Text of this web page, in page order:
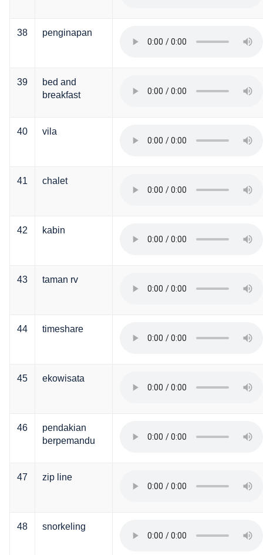
38 penginapan
39
bed and
breakfast
40 vila
41 chalet
42 kabin
43 taman rv
44 timeshare
45 ekowisata
46
pendakian
berpemandu
47 zip line
48 snorkeling